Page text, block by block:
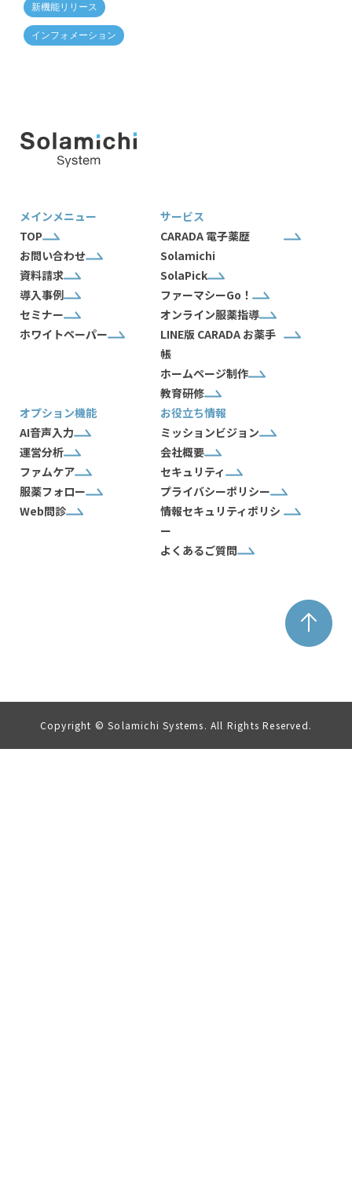
新機能リリース
インフォメーション
メインメニュー
TOP
お問い合わせ
資料請求
導入事例
セミナー
ホワイトペーパー
サービス
CARADA 電子薬歴
Solamichi
SolaPick
ファーマシーGo！
オンライン服薬指導
LINE版 CARADA お薬手
帳
ホームページ制作
教育研修
オプション機能
AI音声入力
運営分析
ファムケア
服薬フォロー
Web問診
お役立ち情報
ミッションビジョン
会社概要
セキュリティ
プライバシーポリシー
情報セキュリティポリシ
ー
よくあるご質問
Copyright © Solamichi Systems. All Rights Reserved.